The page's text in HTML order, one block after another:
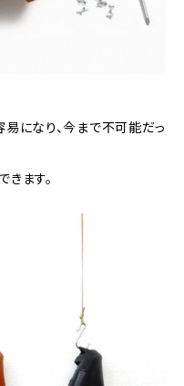
になり、今まで不可能だっ
ます。